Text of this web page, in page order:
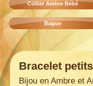
Collier Ambre Bébé
Bague
Bracelet
Bijou en Ambre et